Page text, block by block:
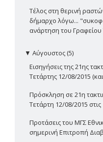
Τέλος στη θερινή
δήμαρχο λόγω...
ανάρτηση του
▼ Αύγουστος (5)
Εισηγήσεις της 21ης
Τετάρτης 12/08/2015
Πρόσκληση σε 21η
Τετάρτη 12/08/2015 στις
Προτάσεις του ΜΓΣ
σημερινή Επιτροπή